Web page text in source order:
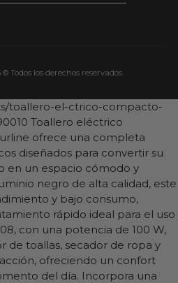
Todos los derechos reservados.
toallero-el-ctrico-compacto-
Toallero eléctrico
ofrece una completa
diseñados para convertir su
en un espacio cómodo y
negro de alta calidad, este
y bajo consumo,
rápido ideal para el uso
con una potencia de 100 W,
de toallas, secador de ropa y
ofreciendo un confort
del día. Incorpora una